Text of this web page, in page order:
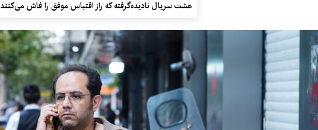
هشت سریال نادیده‌گرفته که راز اقتباس موفق را فاش می‌کنند